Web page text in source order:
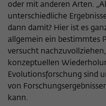
oder mit anderen Arten.
unterschiedliche
dann damit? Hier ist es
allgemein ein bestimmtes
versucht
konzeptuellen
Evolutionsforschung sind
von
kann.